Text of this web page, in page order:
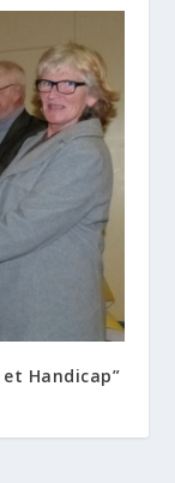
et Handicap”